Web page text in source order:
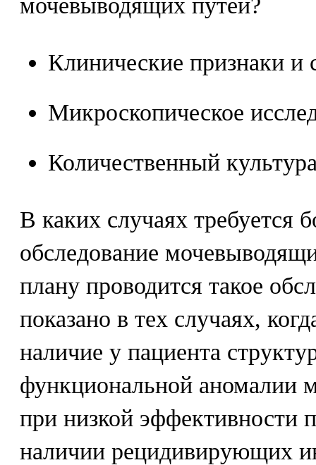
мочевыводящих путей?
Клинические признаки
Микроскопическое
Количественный
В каких случаях требуется
обследование
плану проводится такое
показано в тех случаях,
наличие у пациента
функциональной аномалии
при низкой эффективности
наличии рецидивирующих